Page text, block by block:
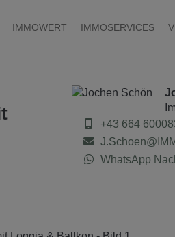
IMMOWERT IMMOSERVICES
+43 664
WhatsApp